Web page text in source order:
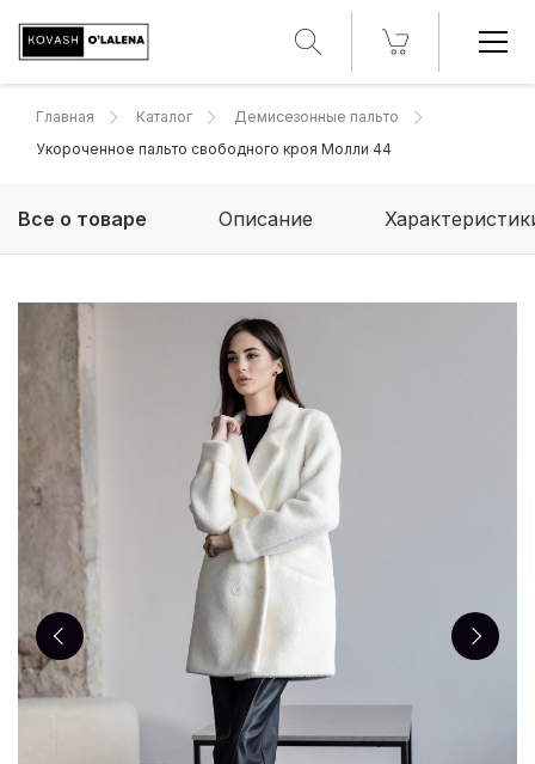
Главная Каталог
Демисезонные пальто
Укороченное пальто свободного кроя Молли 44
Все о товаре Описание